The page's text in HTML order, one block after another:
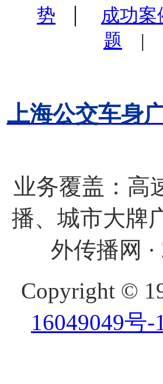
势
| 成功案
题 |
上海公交车身
业务覆盖：高
播、城市大牌
外传播网
Copyright ©
16049049号-